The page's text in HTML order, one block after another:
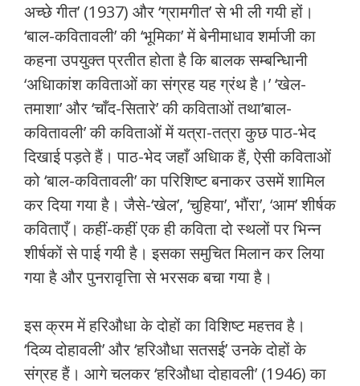
अच्छे गीत’ (1937) और ‘ग्रामगीत’ से भी ली गयी हों।
‘बाल-कवितावली’ की ‘भूमिका’ में बेनीमाधाव शर्माजी का
कहना उपयुक्त प्रतीत होता है कि बालक सम्बन्धिानी
‘अधिाकांश कविताओं का संग्रह यह ग्रंथ है।’ ‘खेल-
तमाशा’ और ‘चाँद-सितारे’ की कविताओं तथा’बाल-
कवितावली’ की कविताओं में यत्रा-तत्रा कुछ पाठ-भेद
दिखाई पड़ते हैं। पाठ-भेद जहाँ अधिाक हैं, ऐसी कविताओं
को ‘बाल-कवितावली’ का परिशिष्ट बनाकर उसमें शामिल
कर दिया गया है। जैसे-‘खेल’, ‘चुहिया’, भौंरा’, ‘आम’ शीर्षक
कविताएँ। कहीं-कहीं एक ही कविता दो स्थलों पर भिन्न
शीर्षकों से पाई गयी है। इसका समुचित मिलान कर लिया
गया है और पुनरावृत्तिा से भरसक बचा गया है।
इस क्रम में हरिऔधा के दोहों का विशिष्ट महत्तव है।
‘दिव्य दोहावली’ और ‘हरिऔधा सतसई’ उनके दोहों के
संग्रह हैं। आगे चलकर ‘हरिऔधा दोहावली’ (1946) का